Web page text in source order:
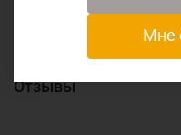
Отзывы
Мне